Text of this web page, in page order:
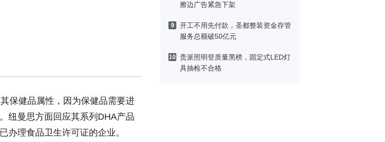
擦边广告紧急下架
9
开工不用先付款，圣都整装资金存管
服务总额破50亿元
10 贵派照明登质量黑榜，固定式LED灯
具抽检不合格
保健品属性，因为保健品需要进
纽曼思方面回应其系列DHA产品
办理食品卫生许可证的企业。